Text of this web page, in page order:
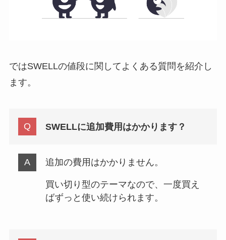
ではSWELLの値段に関してよくある質問を紹介し
ます。
SWELLに追加費用はかかります？
追加の費用はかかりません。
買い切り型のテーマなので、一度買え
ばずっと使い続けられます。